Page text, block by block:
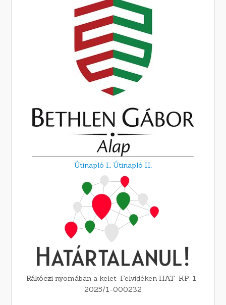
Útinapló I., Útinapló II.
Rákóczi nyomában a kelet-Felvidéken HAT-KP-1-
2025/1-000232